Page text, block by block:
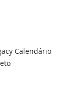
Calendário